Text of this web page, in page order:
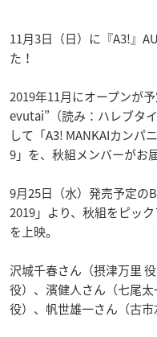
11月3日（日）に『A3!』
た！
2019年11月にオープンが
evutai”（読み：ハレブタ
して「A3! MANKAIカンパ
9」を、秋組メンバーがお
9月25日（水）発売予定の
2019」より、秋組をピッ
を上映。
沢城千春さん（摂津万里
役）、濱健人さん（七尾
役）、帆世雄一さん（古市